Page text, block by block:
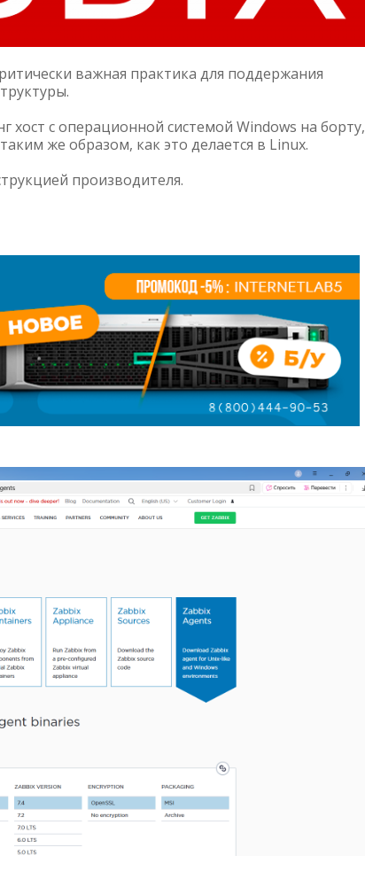
важная практика для поддержания
хост с операционной системой Windows на борту,
же образом, как это делается в Linux.
производителя.